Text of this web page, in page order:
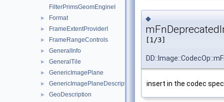
FilterPrimsGeomEngineI
► Format
► FrameExtentProviderI
► FrameRangeControls
► GeneralInfo
► GeneralTile
► GenericImagePlane
► GenericImagePlaneDescriptor
► GeoDescription
◆
[1/3]
insert in the codec